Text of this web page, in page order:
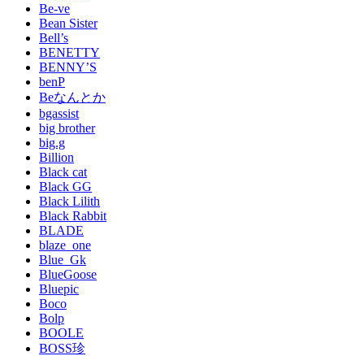
Be-ve
Bean Sister
Bell’s
BENETTY
BENNY’S
benP
Beなんとか
bgassist
big brother
big.g
Billion
Black cat
Black GG
Black Lilith
Black Rabbit
BLADE
blaze_one
Blue_Gk
BlueGoose
Bluepic
Boco
Bolp
BOOLE
BOSS珍